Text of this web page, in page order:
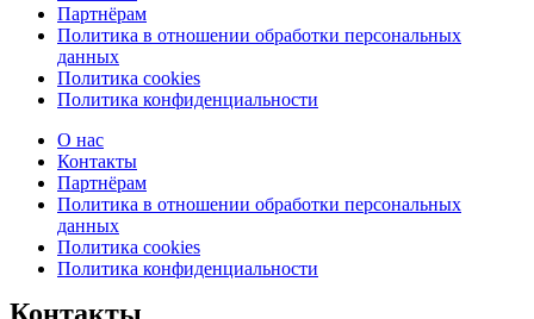
Партнёрам
Политика в отношении обработки персональных
данных
Политика cookies
Политика конфиденциальности
О нас
Контакты
Партнёрам
Политика в отношении обработки персональных
данных
Политика cookies
Политика конфиденциальности